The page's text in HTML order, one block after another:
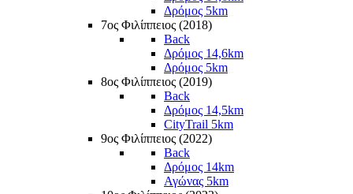
Δρόμος 5km
7ος Φιλίππειος (2018)
Back
Δρόμος 14,6km
Δρόμος 5km
8ος Φιλίππειος (2019)
Back
Δρόμος 14,5km
CityTrail 5km
9ος Φιλίππειος (2022)
Back
Δρόμος 14km
Αγώνας 5km